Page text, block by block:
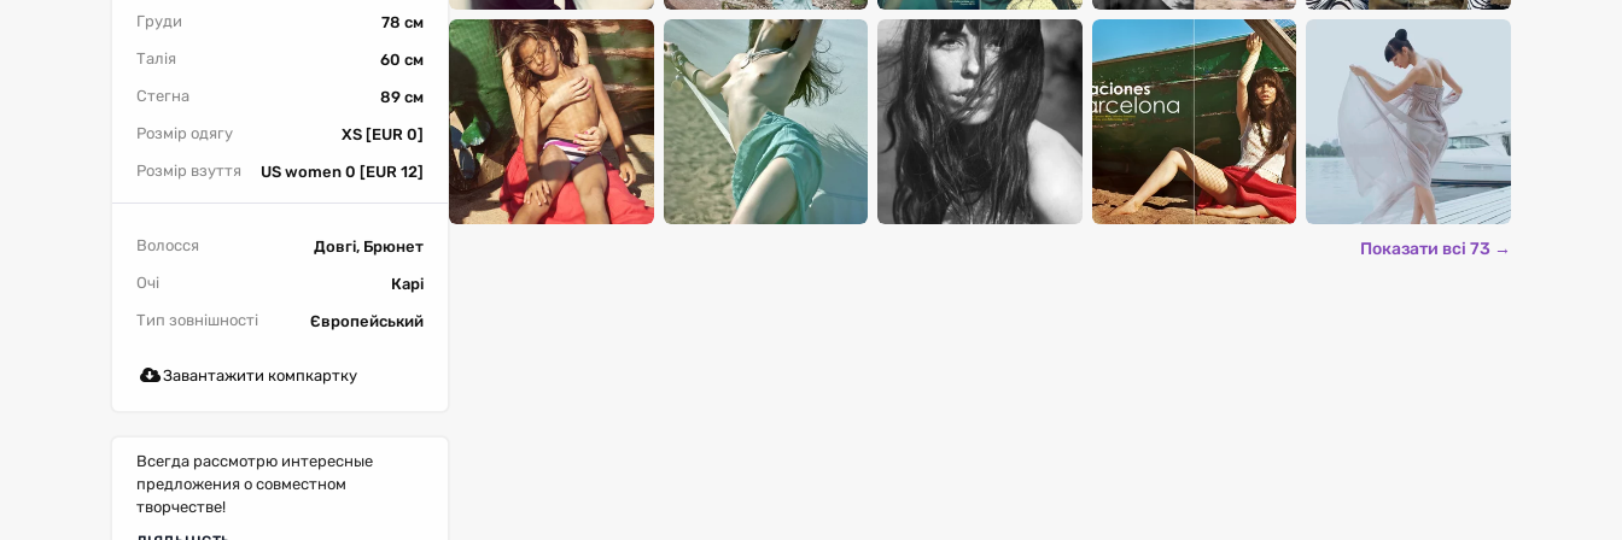
Груди
78 см
Талія
60 см
Стегна
89 см
Розмір одягу
XS [EUR 0]
Розмір взуття
US women 0 [EUR 12]
Волосся
Довгі, Брюнет
Очі
Карі
Тип зовнішності
Європейський
Завантажити компкартку
Всегда рассмотрю интересные
предложения о совместном
творчестве!
Показати всі 73 →